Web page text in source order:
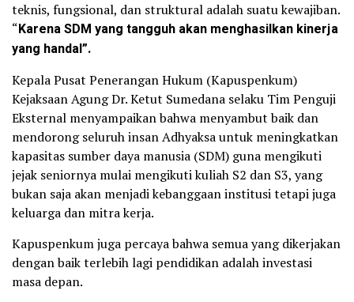
teknis, fungsional, dan struktural adalah suatu kewajiban.
“Karena SDM yang tangguh akan menghasilkan kinerja
yang handal”.
Kepala Pusat Penerangan Hukum (Kapuspenkum)
Kejaksaan Agung Dr. Ketut Sumedana selaku Tim Penguji
Eksternal menyampaikan bahwa menyambut baik dan
mendorong seluruh insan Adhyaksa untuk meningkatkan
kapasitas sumber daya manusia (SDM) guna mengikuti
jejak seniornya mulai mengikuti kuliah S2 dan S3, yang
bukan saja akan menjadi kebanggaan institusi tetapi juga
keluarga dan mitra kerja.
Kapuspenkum juga percaya bahwa semua yang dikerjakan
dengan baik terlebih lagi pendidikan adalah investasi
masa depan.